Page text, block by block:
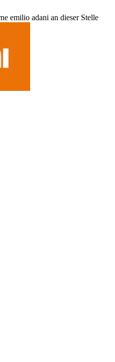
emilio adani an dieser Stelle